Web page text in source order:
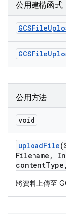
公用建構函式
GCSFile
GCSFile
公用方法
void
uploadFile
Filename ,
contentType ,
將資料上傳至